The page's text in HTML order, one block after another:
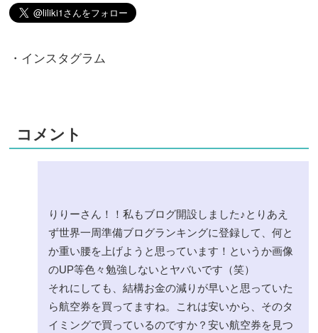
・インスタグラム
コメント
りりーさん！！私もブログ開設しました♪とりあえ
ず世界一周準備ブログランキングに登録して、何と
か重い腰を上げようと思っています！というか画像
のUP等色々勉強しないとヤバいです（笑）
それにしても、結構お金の減りが早いと思っていた
ら航空券を買ってますね。これは安いから、そのタ
イミングで買っているのですか？安い航空券を見つ